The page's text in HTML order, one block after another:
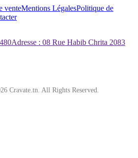
venteMentions LégalesPolitique de
Adresse : 08 Rue Habib Chrita 2083
Cravate.tn. All Rights Reserved.